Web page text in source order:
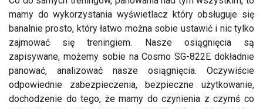
mamy do wykorzystania wyświetlacz który obsługuje się
banalnie prosto, który łatwo można sobie ustawić i nic tylko
zajmować się treningiem. Nasze osiągnięcia są
zapisywane, możemy sobie na Cosmo SG-822E dokładnie
panować, analizować nasze osiągnięcia. Oczywiście
odpowiednie zabezpieczenia, bezpieczne użytkowanie,
dochodzenie do tego, że mamy do czynienia z czymś co